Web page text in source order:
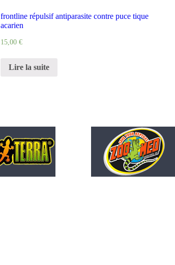
frontline répulsif antiparasite contre puce tique
acarien
15,00€
Lire la suite